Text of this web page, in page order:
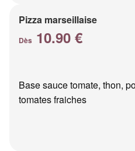
Pizza marseillaise
Dès 10.90 €
Base sauce tomate, thon,
tomates fraiches